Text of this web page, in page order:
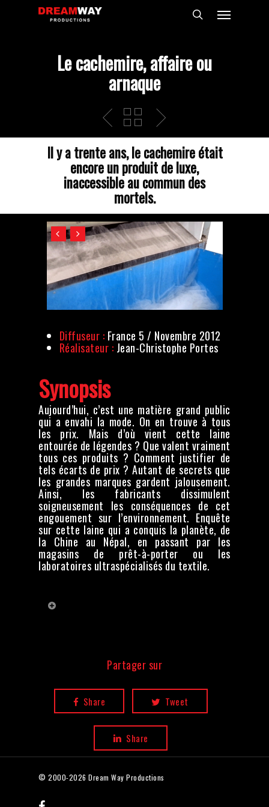
Menu
Le cachemire, affaire ou
arnaque
Il y a trente ans, le cachemire était
encore un produit de luxe,
inaccessible au commun des
mortels.
Diffuseur : France 5 / Novembre 2012
Réalisateur : Jean-Christophe Portes
Synopsis
Aujourd’hui, c’est une matière grand public
qui a envahi la mode. On en trouve à tous
les prix. Mais d’où vient cette laine
entourée de légendes ? Que valent vraiment
tous ces produits ? Comment justifier de
tels écarts de prix ? Autant de secrets que
les grandes marques gardent jalousement.
Ainsi, les fabricants dissimulent
soigneusement les conséquences de cet
engouement sur l’environnement. Enquête
sur cette laine qui a conquis la planète, de
la Chine au Népal, en passant par les
magasins de prêt-à-porter ou les
laboratoires ultraspécialisés du textile.
Rédaction en chef :Carole Blunat
Jean-Marc Froment
Son :Vasken Sayrin
Montage :Marlène Billerey
Graphisme :Benjamin Chéré
Etalonnage :Marlène Billerey
Mixage :Pierre-Joël Mary
Directrice de production :Chrystel
Pizzinato
Production exécutive :Jocelyne
Partager sur
Share Tweet
Share
© 2000-2026 Dream Way Productions
facebook